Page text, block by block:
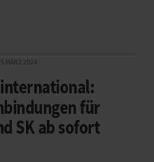
5 MÄRZ 2024
für
SK ab sofort